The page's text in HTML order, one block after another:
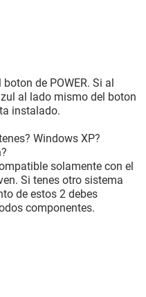
de POWER. Si al
al lado mismo del boton
instalado.
Windows XP?
solamente con el
Si tenes otro sistema
de estos 2 debes
componentes.